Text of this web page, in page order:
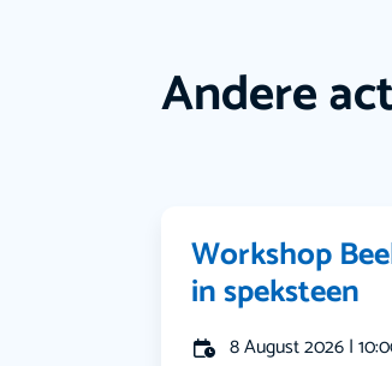
Andere
Workshop
in speksteen
8 August 2026 |